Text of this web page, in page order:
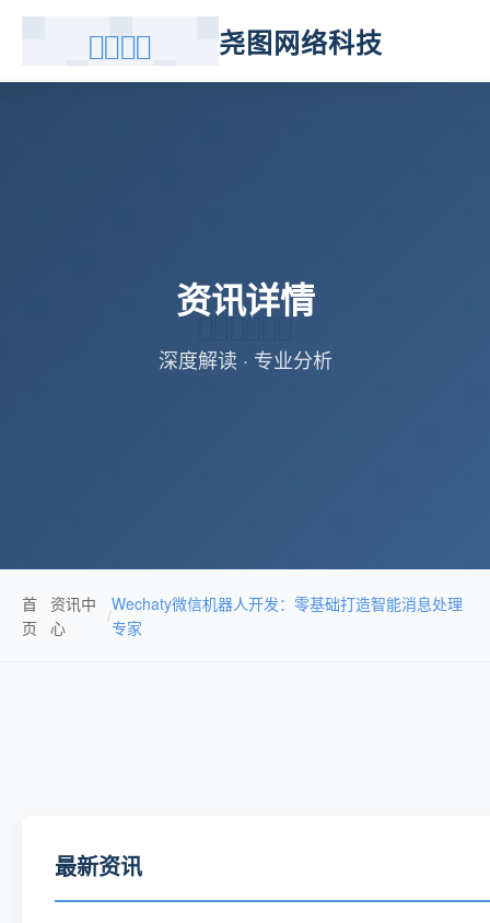
尧图网络科技
资讯详情
深度解读 · 专业分析
首
页
资讯中
心
/
Wechaty微信机器人开发：零基础打造智能消息处理
专家
最新资讯